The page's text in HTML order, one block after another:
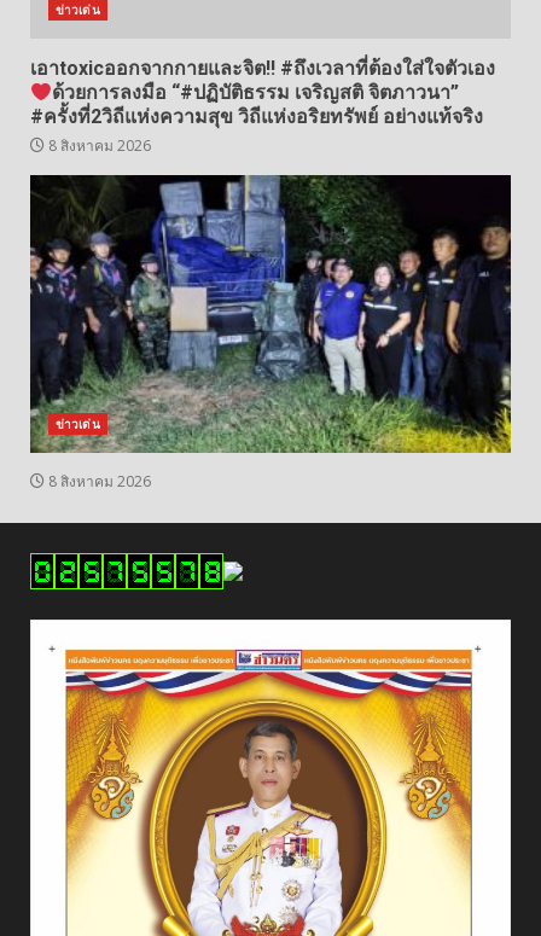
ข่าวเด่น
เอาtoxicออกจากกายและจิต!! #ถึงเวลาที่ต้องใส่ใจตัวเอง
ด้วยการลงมือ “#ปฏิบัติธรรม เจริญสติ จิตภาวนา”
#ครั้งที่2วิถีแห่งความสุข วิถีแห่งอริยทรัพย์ อย่างแท้จริง
8 สิงหาคม 2026
ข่าวเด่น
8 สิงหาคม 2026